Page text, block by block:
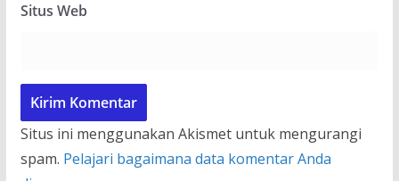
Situs Web
Situs ini menggunakan Akismet untuk mengurangi
spam. Pelajari bagaimana data komentar Anda